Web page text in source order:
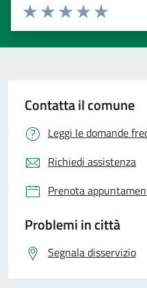
Valuta 5
Valuta 4 stelle
Valuta 3 stelle su 5
Valuta 2 stelle su 5
Valuta 1 stelle su 5
Contatta il comune
Leggi le domande
Richiedi assistenza
Prenota
Problemi in città
Segnala disservizio